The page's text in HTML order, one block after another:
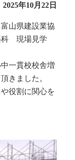
2025年10月22日
山県建設業協
科 現場見学
一貫校校舎増
きました。
役割に関心を